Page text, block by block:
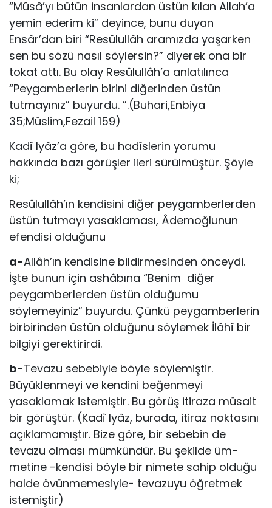
“Mûsâ’yı bütün insanlardan üstün kılan Allah’a
yemin ederim ki” deyince, bunu duyan
Ensâr’dan biri “Resûlullâh aramızda yaşarken
sen bu sözü nasıl söylersin?” diyerek ona bir
tokat attı. Bu olay Resûlullâh’a anlatılınca
“Peygamberlerin birini diğerinden üstün
tutmayınız” buyurdu. ”.(Buhari,Enbiya
35;Müslim,Fezail 159)
Kadî Iyâz’a göre, bu hadîslerin yorumu
hakkında bazı görüşler ileri sürülmüştür. Şöyle
ki;
Resûlullâh’ın kendisini diğer peygamberlerden
üstün tutmayı yasaklaması, Âdemoğlunun
efendisi olduğunu
a-Allâh’ın kendisine bildirmesinden önceydi.
İşte bunun için ashâbına “Benim diğer
peygamberlerden üstün olduğumu
söylemeyiniz” buyurdu. Çünkü peygamberlerin
birbirinden üstün olduğunu söylemek İlâhî bir
bilgiyi gerektirirdi.
b-Tevazu sebebiyle böyle söylemiştir.
Büyüklenmeyi ve kendini beğenmeyi
yasaklamak istemiştir. Bu görüş itiraza müsait
bir görüştür. (Kadî Iyâz, burada, itiraz noktasını
açıklamamıştır. Bize göre, bir sebebin de
tevazu olması mümkündür. Bu şekilde üm­
metine -kendisi böyle bir nimete sahip olduğu
halde övünmemesiyle- tevazuyu öğretmek
istemiştir)